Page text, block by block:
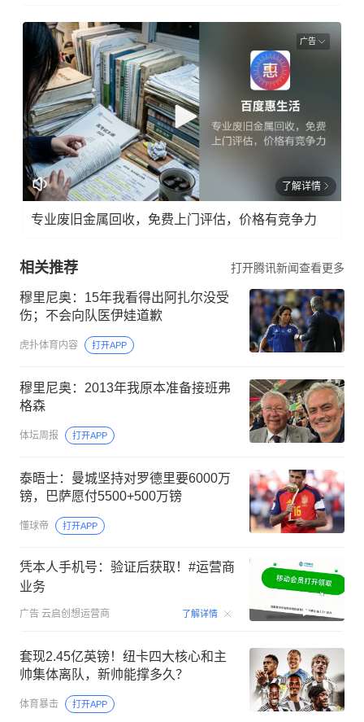
广告
了解详情
专业废旧金属回收，免费上门评估，价格有竞争力
相关推荐 打开腾讯新闻查看更多
穆里尼奥：15年我看得出阿扎尔没受
伤；不会向队医伊娃道歉
虎扑体育内容 打开APP
穆里尼奥：2013年我原本准备接班弗
格森
体坛周报 打开APP
泰晤士：曼城坚持对罗德里要6000万
镑，巴萨愿付5500+500万镑
懂球帝 打开APP
凭本人手机号：验证后获取！#运营商
业务
广告 云启创想运营商 了解详情 00:15
套现2.45亿英镑！纽卡四大核心和主
帅集体离队，新帅能撑多久？
体育暴击 打开APP